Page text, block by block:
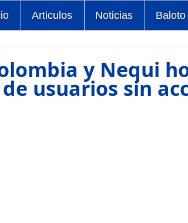
Articulos Noticias Baloto
y Nequi
usuarios sin